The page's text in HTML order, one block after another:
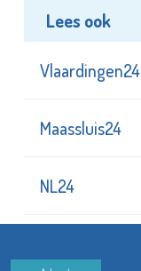
Lees ook
Vlaardingen24
Maassluis24
NL24